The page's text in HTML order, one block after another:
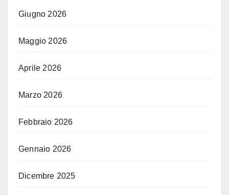
Giugno 2026
Maggio 2026
Aprile 2026
Marzo 2026
Febbraio 2026
Gennaio 2026
Dicembre 2025